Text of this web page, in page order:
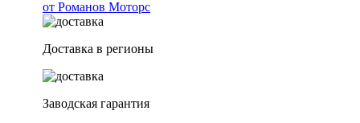
Доставка в регионы
Заводская гарантия